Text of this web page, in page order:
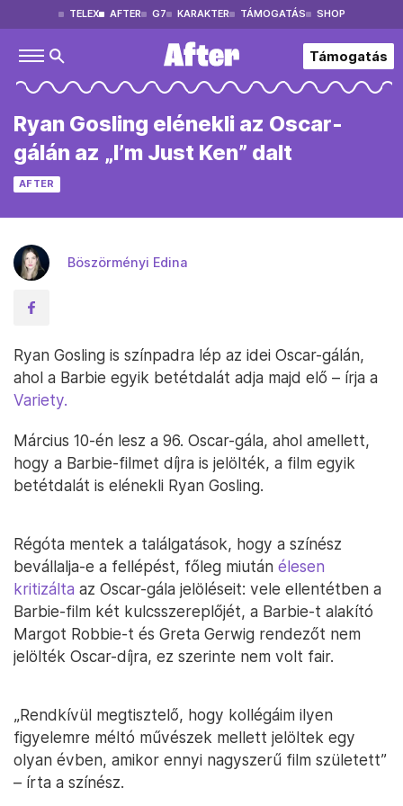
TELEX AFTER G7 KARAKTER TÁMOGATÁS SHOP
Támogatás
Ryan Gosling elénekli az Oscar-
gálán az „I’m Just Ken” dalt
AFTER
Böszörményi Edina
Ryan Gosling is színpadra lép az idei Oscar-gálán,
ahol a Barbie egyik betétdalát adja majd elő – írja a
Variety.
Március 10-én lesz a 96. Oscar-gála, ahol amellett,
hogy a Barbie-filmet díjra is jelölték, a film egyik
betétdalát is elénekli Ryan Gosling.
Régóta mentek a találgatások, hogy a színész
bevállalja-e a fellépést, főleg miután élesen
kritizálta az Oscar-gála jelöléseit: vele ellentétben a
Barbie-film két kulcsszereplőjét, a Barbie-t alakító
Margot Robbie-t és Greta Gerwig rendezőt nem
jelölték Oscar-díjra, ez szerinte nem volt fair.
„Rendkívül megtisztelő, hogy kollégáim ilyen
figyelemre méltó művészek mellett jelöltek egy
olyan évben, amikor ennyi nagyszerű film született”
– írta a színész.